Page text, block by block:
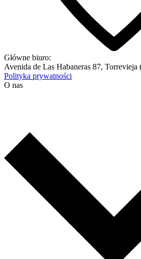
Główne biuro:
Avenida de Las Habaneras 87, Torrevieja
Polityka prywatności
O nas